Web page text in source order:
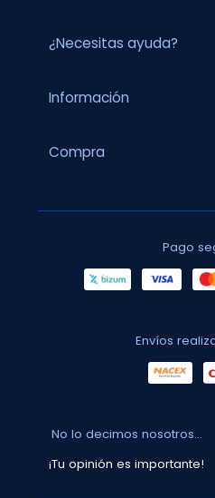
¿Necesitas ayuda?
Información
Compra
Pago
Envíos
No lo decimos nosotros...
¡Tu opinión es importante!